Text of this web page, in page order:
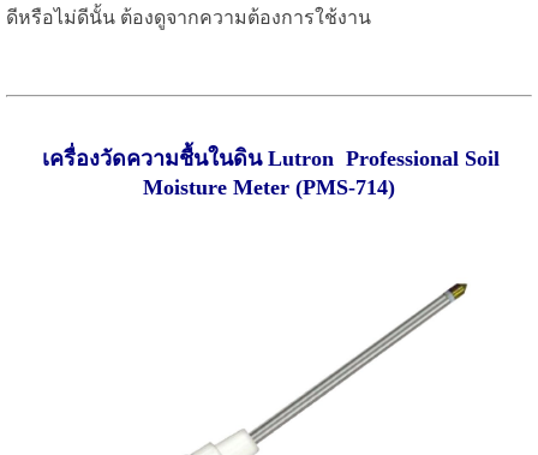
ดีหรือไม่ดีนั้น ต้องดูจากความต้องการใช้งาน
เครื่องวัดความชื้นในดิน Lutron Professional Soil
Moisture Meter (PMS-714)